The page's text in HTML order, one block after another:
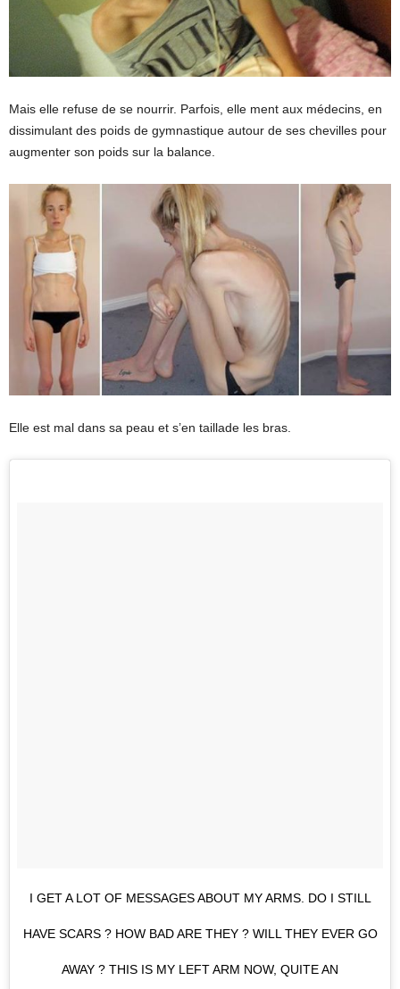
Mais elle refuse de se nourrir. Parfois, elle ment aux médecins, en
dissimulant des poids de gymnastique autour de ses chevilles pour
augmenter son poids sur la balance.
Elle est mal dans sa peau et s’en taillade les bras.
I GET A LOT OF MESSAGES ABOUT MY ARMS. DO I STILL
HAVE SCARS ? HOW BAD ARE THEY ? WILL THEY EVER GO
AWAY ? THIS IS MY LEFT ARM NOW, QUITE AN